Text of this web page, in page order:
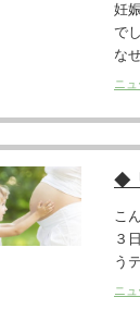
妊
で
な
ニ
◆
こ
３
う
ニ